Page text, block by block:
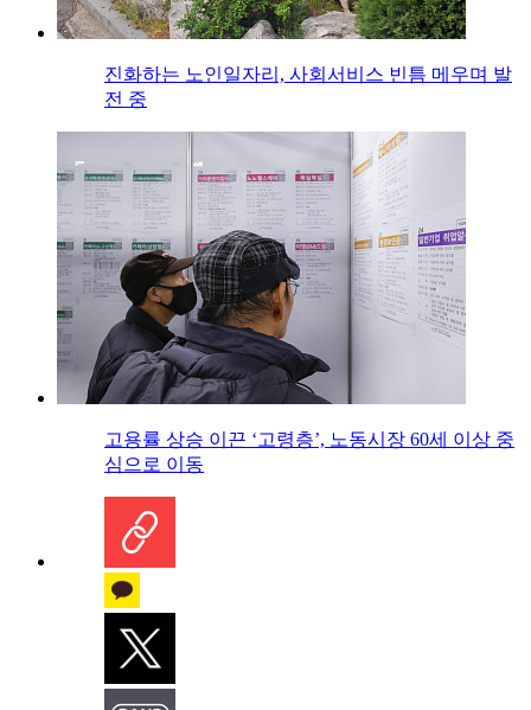
진화하는 노인일자리, 사회서비스 빈틈 메우며 발
전 중
고용률 상승 이끈 ‘고령층’, 노동시장 60세 이상 중
심으로 이동